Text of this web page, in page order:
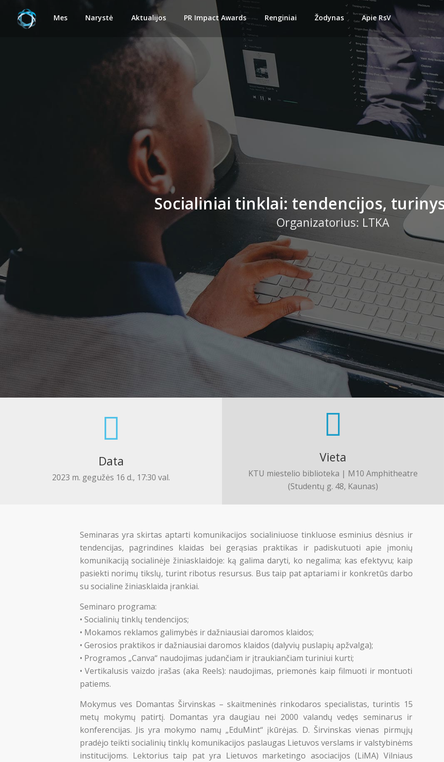
Mes Narystė Aktualijos PR Impact Awards Renginiai Žodynas Apie RsV
Socialiniai tinklai: tendencijos,
Organizatorius: LTKA
Data
2023 m. gegužės 16 d., 17:30 val.
Vieta
KTU miestelio biblioteka | M10 Amphitheatre
(Studentų g. 48, Kaunas)
Seminaras yra skirtas aptarti komunikacijos socialiniuose tinkluose esminius dėsnius ir
tendencijas, pagrindines klaidas bei gerąsias praktikas ir padiskutuoti apie įmonių
komunikaciją socialinėje žiniasklaidoje: ką galima daryti, ko negalima; kas efektyvu; kaip
pasiekti norimų tikslų, turint ribotus resursus. Bus taip pat aptariami ir konkretūs darbo
su socialine žiniasklaida įrankiai.
Seminaro programa:
• Socialinių tinklų tendencijos;
• Mokamos reklamos galimybės ir dažniausiai daromos klaidos;
• Gerosios praktikos ir dažniausiai daromos klaidos (dalyvių puslapių apžvalga);
• Programos „Canva“ naudojimas judančiam ir įtraukiančiam turiniui kurti;
• Vertikalusis vaizdo įrašas (aka Reels): naudojimas, priemonės kaip filmuoti ir montuoti
patiems.
Mokymus ves Domantas Širvinskas – skaitmeninės rinkodaros specialistas, turintis 15
metų mokymų patirtį. Domantas yra daugiau nei 2000 valandų vedęs seminarus ir
konferencijas. Jis yra mokymo namų „EduMint“ įkūrėjas. D. Širvinskas vienas pirmųjų
pradėjo teikti socialinių tinklų komunikacijos paslaugas Lietuvos verslams ir valstybinėms
institucijoms. Lektorius taip pat yra Lietuvos marketingo asociacijos (LiMA) Vilniaus